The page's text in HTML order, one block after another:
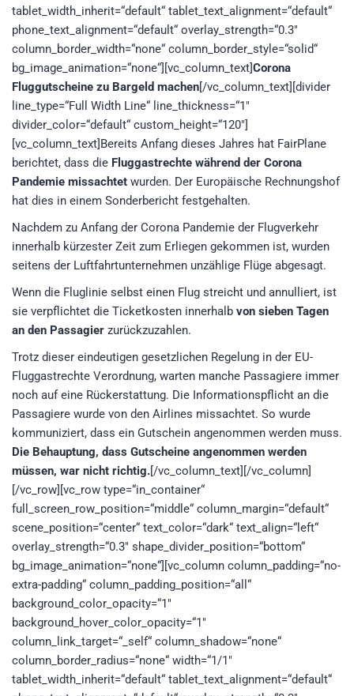
tablet_width_inherit=“default“ tablet_text_alignment=“default“
phone_text_alignment=“default“ overlay_strength=“0.3″
column_border_width=“none“ column_border_style=“solid“
bg_image_animation=“none“][vc_column_text]Corona
Fluggutscheine zu Bargeld machen[/vc_column_text][divider
line_type=“Full Width Line“ line_thickness=“1″
divider_color=“default“ custom_height=“120″]
[vc_column_text]Bereits Anfang dieses Jahres hat FairPlane
berichtet, dass die Fluggastrechte während der Corona
Pandemie missachtet wurden. Der Europäische Rechnungshof
hat dies in einem Sonderbericht festgehalten.
Nachdem zu Anfang der Corona Pandemie der Flugverkehr
innerhalb kürzester Zeit zum Erliegen gekommen ist, wurden
seitens der Luftfahrtunternehmen unzählige Flüge abgesagt.
Wenn die Fluglinie selbst einen Flug streicht und annulliert, ist
sie verpflichtet die Ticketkosten innerhalb von sieben Tagen
an den Passagier zurückzuzahlen.
Trotz dieser eindeutigen gesetzlichen Regelung in der EU-
Fluggastrechte Verordnung, warten manche Passagiere immer
noch auf eine Rückerstattung. Die Informationspflicht an die
Passagiere wurde von den Airlines missachtet. So wurde
kommuniziert, dass ein Gutschein angenommen werden muss.
Die Behauptung, dass Gutscheine angenommen werden
müssen, war nicht richtig.[/vc_column_text][/vc_column]
[/vc_row][vc_row type=“in_container“
full_screen_row_position=“middle“ column_margin=“default“
scene_position=“center“ text_color=“dark“ text_align=“left“
overlay_strength=“0.3″ shape_divider_position=“bottom“
bg_image_animation=“none“][vc_column column_padding=“no-
extra-padding“ column_padding_position=“all“
background_color_opacity=“1″
background_hover_color_opacity=“1″
column_link_target=“_self“ column_shadow=“none“
column_border_radius=“none“ width=“1/1″
tablet_width_inherit=“default“ tablet_text_alignment=“default“